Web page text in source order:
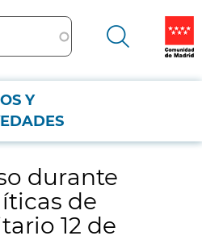
Y
el Servicio de Análisis Clínicos-
durante
de
12 de